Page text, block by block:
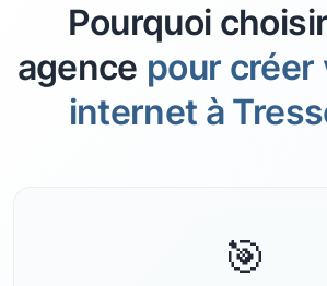
Pourquoi
agence pour créer
internet à
🎯